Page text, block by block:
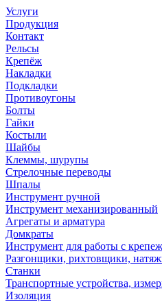
Услуги
Продукция
Контакт
Рельсы
Крепёж
Накладки
Подкладки
Противоугоны
Болты
Гайки
Костыли
Шайбы
Клеммы, шурупы
Стрелочные переводы
Шпалы
Инструмент ручной
Инструмент механизированный
Агрегаты и арматура
Домкраты
Инструмент для работы с
Разгонщики, рихтовщики,
Станки
Транспортные устройства,
Изоляция